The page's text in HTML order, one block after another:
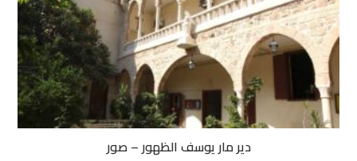
دير مار يوسف الظهور – صور